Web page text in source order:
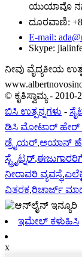
ಯುಯಾವೊ
ದೂರವಾಣಿ:
E-mail:
Skype:
ನೀವು ವೈದ್ಯಕೀಯ
© ಕೃತಿಸ್ವಾಮ್ಯ -
ಬಿಸಿ ಉತ್ಪನ್ನಗಳು -
ಡಿಸಿ ಮೋಟಾರ್ ಹೇರ್
ಡ್ರೈಯರ್,ಅಯಾನ್
ಸ್ಟ್ರೈಟ್ನರ್,
ನೀರಾವರಿ ವ್ಯವಸ್ಥೆ,
ವಿತರಕ,ರಿಚಾರ್ಜ್
ಇಮೇಲ್ ಕಳುಹಿಸಿ
x